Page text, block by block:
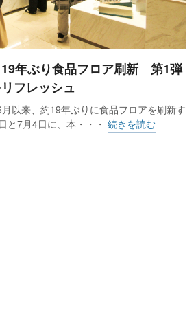
19年ぶり食品フロア刷新 第1弾
フレッシュ
以来、約19年ぶりに食品フロアを刷新す
と7月4日に、本・・・ 続きを読む